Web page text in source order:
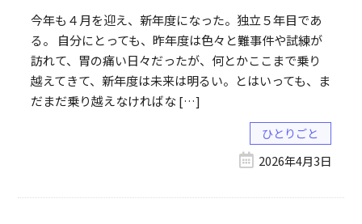
今年も４月を迎え、新年度になった。独立５年目であ
る。 自分にとっても、昨年度は色々と難事件や試練が
訪れて、胃の痛い日々だったが、何とかここまで乗り
越えてきて、新年度は未来は明るい。とはいっても、ま
だまだ乗り越えなければな […]
ひとりごと
2026年4月3日